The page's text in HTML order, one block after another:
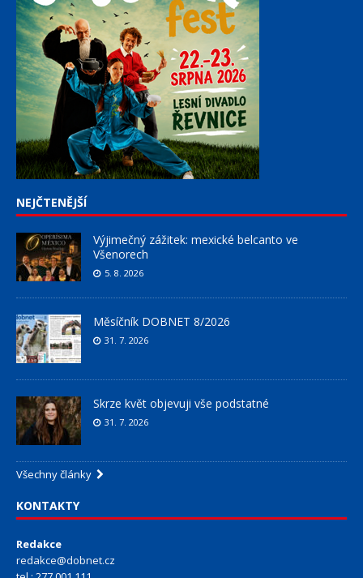
NEJČTENĚJŠÍ
Výjimečný zážitek: mexické belcanto ve
Všenorech
5. 8. 2026
Měsíčník DOBNET 8/2026
31. 7. 2026
Skrze květ objevuji vše podstatné
31. 7. 2026
Všechny články
KONTAKTY
Redakce
redakce@dobnet.cz